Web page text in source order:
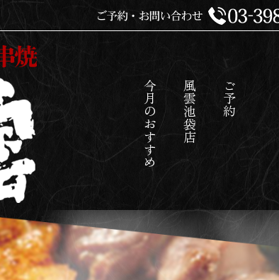
今月のおすすめ 風雲池袋店 ご予約